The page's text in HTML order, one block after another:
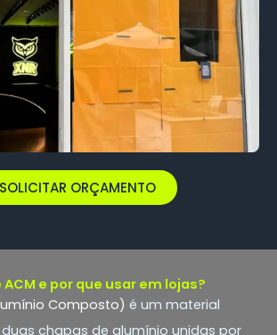
SOLICITAR ORÇAMENTO
ACM e por que usar em lojas?
Composto) é um material
chapas de alumínio unidas por